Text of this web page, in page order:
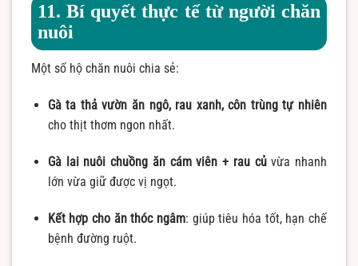
11. Bí quyết thực tế từ người chăn
nuôi
Một số hộ chăn nuôi chia sẻ:
Gà ta thả vườn ăn ngô, rau xanh, côn trùng tự nhiên
cho thịt thơm ngon nhất.
Gà lai nuôi chuồng ăn cám viên + rau củvừa nhanh
lớn vừa giữ được vị ngọt.
Kết hợp cho ăn thóc ngâm: giúp tiêu hóa tốt, hạn chế
bệnh đường ruột.